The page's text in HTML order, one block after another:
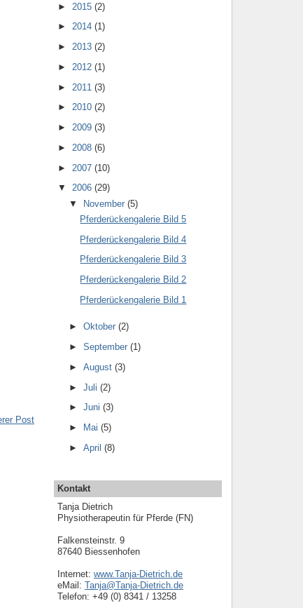
Post
► 2015 (2)
► 2014 (1)
► 2013 (2)
► 2012 (1)
► 2011 (3)
► 2010 (2)
► 2009 (3)
► 2008 (6)
► 2007 (10)
▼ 2006 (29)
▼ November (5)
Pferderückengalerie Bild 5
Pferderückengalerie Bild 4
Pferderückengalerie Bild 3
Pferderückengalerie Bild 2
Pferderückengalerie Bild 1
► Oktober (2)
► September (1)
► August (3)
► Juli (2)
► Juni (3)
►
Mai (5)
► April (8)
Kontakt
Tanja Dietrich
Physiotherapeutin für Pferde (FN)
Falkensteinstr. 9
87640 Biessenhofen
Internet: www.Tanja-Dietrich.de
eMail: Tanja@Tanja-Dietrich.de
Telefon: +49 (0) 8341 / 13258